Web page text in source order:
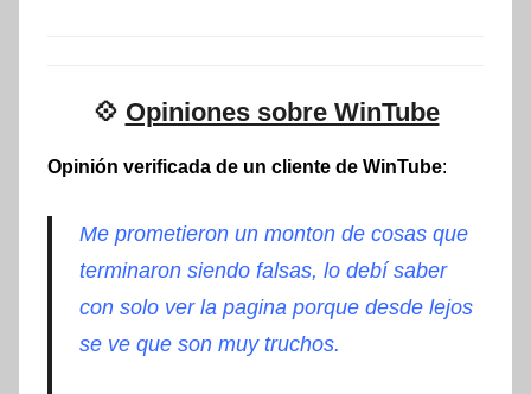
💠 Opiniones sobre WinTube
Opinión verificada de un cliente de WinTube:
Me prometieron un monton de cosas que
terminaron siendo falsas, lo debí saber
con solo ver la pagina porque desde lejos
se ve que son muy truchos.